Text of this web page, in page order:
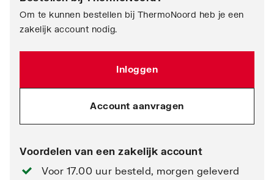
Om te kunnen bestellen bij ThermoNoord heb je een
zakelijk account nodig.
Inloggen
Account aanvragen
Voordelen van een zakelijk account
Voor 17.00 uur besteld, morgen geleverd